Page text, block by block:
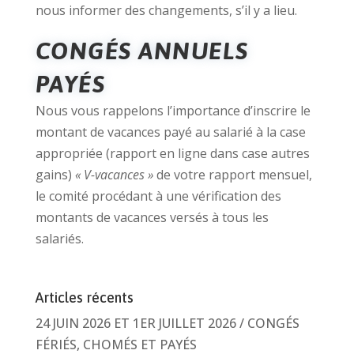
nous informer des changements, s’il y a lieu.
CONGÉS ANNUELS
PAYÉS
Nous vous rappelons l’importance d’inscrire le
montant de vacances payé au salarié à la case
appropriée (rapport en ligne dans case autres
gains) « V-vacances »de votre rapport mensuel,
le comité procédant à une vérification des
montants de vacances versés à tous les
salariés.
Articles récents
24 JUIN 2026 ET 1ER JUILLET 2026 / CONGÉS
FÉRIÉS, CHOMÉS ET PAYÉS